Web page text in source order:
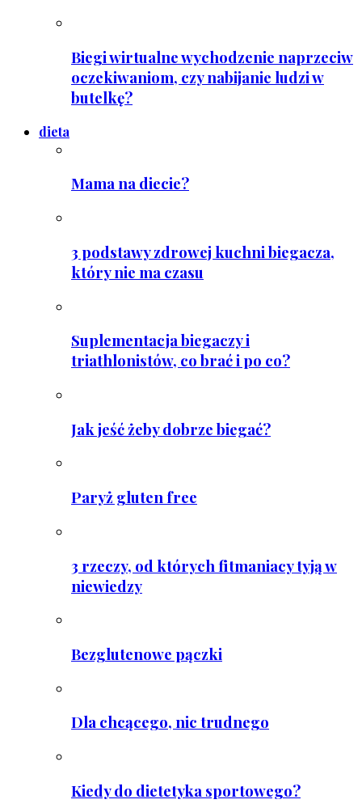
Biegi wirtualne wychodzenie naprzeciw
oczekiwaniom, czy nabijanie ludzi w
butelkę?
dieta
Mama na diecie?
3 podstawy zdrowej kuchni biegacza,
który nie ma czasu
Suplementacja biegaczy i
triathlonistów, co brać i po co?
Jak jeść żeby dobrze biegać?
Paryż gluten free
3 rzeczy, od których fitmaniacy tyją w
niewiedzy
Bezglutenowe pączki
Dla chcącego, nic trudnego
Kiedy do dietetyka sportowego?